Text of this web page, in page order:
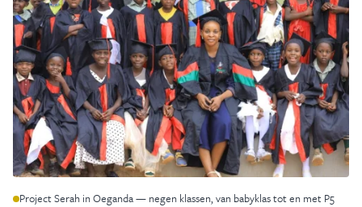
Project Serah in Oeganda — negen klassen, van babyklas tot en met P5